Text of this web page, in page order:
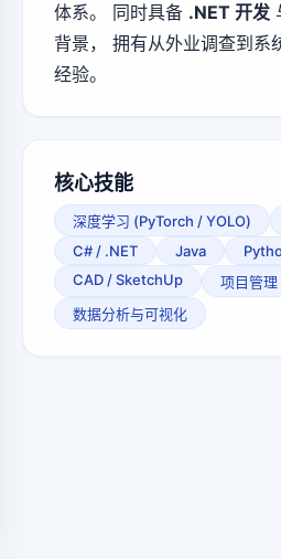
体系。 同时具备 .NET 开发
背景， 拥有从外业调查到系
经验。
核心技能
深度学习 (PyTorch / YOLO)
C# / .NET
Java
CAD / SketchUp
项目管理
数据分析与可视化